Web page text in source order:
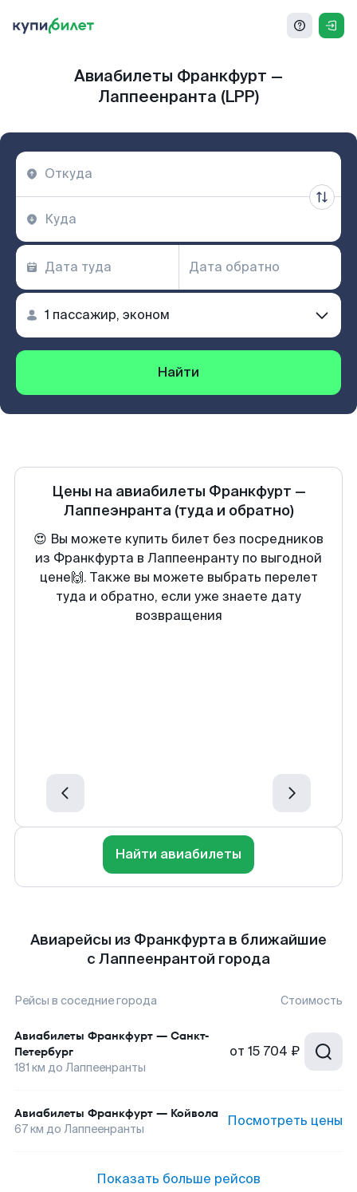
Авиабилеты Франкфурт —
Лаппеенранта (LPP)
Найти
Цены на авиабилеты Франкфурт —
Лаппеэнранта (туда и обратно)
😍 Вы можете купить билет без посредников
из Франкфурта в Лаппеенранту по выгодной
цене🙌. Также вы можете выбрать перелет
туда и обратно, если уже знаете дату
возвращения
Найти авиабилеты
Авиарейсы из Франкфурта в ближайшие
с Лаппеенрантой города
Рейсы в соседние города Стоимость
Авиабилеты Франкфурт — Санкт-
Петербург
181 км до Лаппеенранты
от 15 704 ₽
Авиабилеты Франкфурт — Койвола
67км до Лаппеенранты Посмотреть цены
Показать больше рейсов